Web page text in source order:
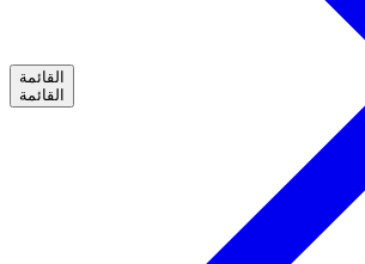
القائمة
القائمة